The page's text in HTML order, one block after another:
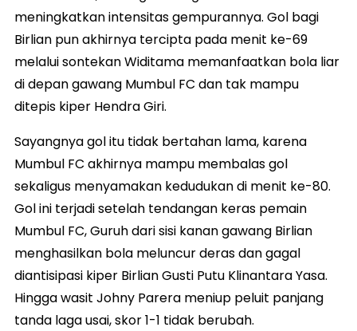
meningkatkan intensitas gempurannya. Gol bagi
Birlian pun akhirnya tercipta pada menit ke-69
melalui sontekan Widitama memanfaatkan bola liar
di depan gawang Mumbul FC dan tak mampu
ditepis kiper Hendra Giri.
Sayangnya gol itu tidak bertahan lama, karena
Mumbul FC akhirnya mampu membalas gol
sekaligus menyamakan kedudukan di menit ke-80.
Gol ini terjadi setelah tendangan keras pemain
Mumbul FC, Guruh dari sisi kanan gawang Birlian
menghasilkan bola meluncur deras dan gagal
diantisipasi kiper Birlian Gusti Putu Klinantara Yasa.
Hingga wasit Johny Parera meniup peluit panjang
tanda laga usai, skor 1-1 tidak berubah.